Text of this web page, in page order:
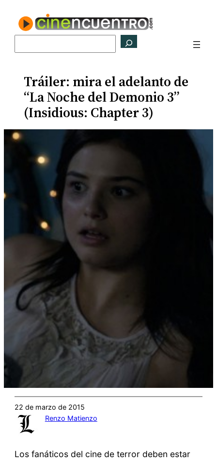
contenido
Tráiler: mira el adelanto de
“La Noche del Demonio 3”
(Insidious: Chapter 3)
22 de marzo de 2015
Renzo Matienzo
Los fanáticos del cine de terror deben estar